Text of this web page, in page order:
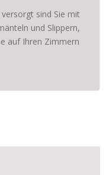
sind Sie mit
und Slippern,
auf Ihren Zimmern